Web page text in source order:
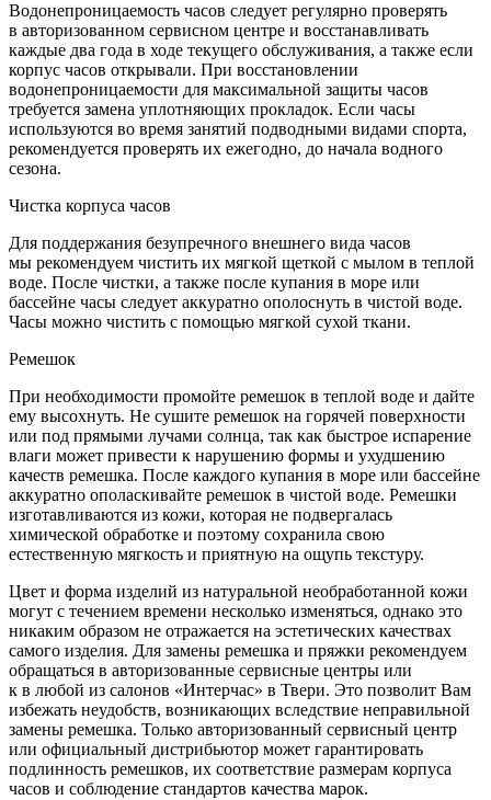
Водонепроницаемость часов следует регулярно проверять
в авторизованном сервисном центре и восстанавливать
каждые два года в ходе текущего обслуживания, а также если
корпус часов открывали. При восстановлении
водонепроницаемости для максимальной защиты часов
требуется замена уплотняющих прокладок. Если часы
используются во время занятий подводными видами спорта,
рекомендуется проверять их ежегодно, до начала водного
сезона.
Чистка корпуса часов
Для поддержания безупречного внешнего вида часов
мы рекомендуем чистить их мягкой щеткой с мылом в теплой
воде. После чистки, а также после купания в море или
бассейне часы следует аккуратно ополоснуть в чистой воде.
Часы можно чистить с помощью мягкой сухой ткани.
Ремешок
При необходимости промойте ремешок в теплой воде и дайте
ему высохнуть. Не сушите ремешок на горячей поверхности
или под прямыми лучами солнца, так как быстрое испарение
влаги может привести к нарушению формы и ухудшению
качеств ремешка. После каждого купания в море или бассейне
аккуратно ополаскивайте ремешок в чистой воде. Ремешки
изготавливаются из кожи, которая не подвергалась
химической обработке и поэтому сохранила свою
естественную мягкость и приятную на ощупь текстуру.
Цвет и форма изделий из натуральной необработанной кожи
могут с течением времени несколько изменяться, однако это
никаким образом не отражается на эстетических качествах
самого изделия. Для замены ремешка и пряжки рекомендуем
обращаться в авторизованные сервисные центры или
к в любой из салонов «Интерчас» в Твери. Это позволит Вам
избежать неудобств, возникающих вследствие неправильной
замены ремешка. Только авторизованный сервисный центр
или официальный дистрибьютор может гарантировать
подлинность ремешков, их соответствие размерам корпуса
часов и соблюдение стандартов качества марок.